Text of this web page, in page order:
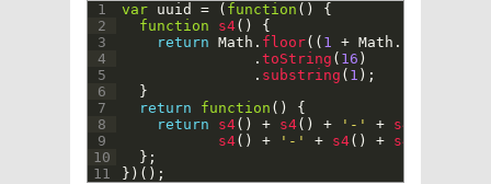
1
2
3
4
5
6
7
8
9
10
11
var uuid = ( function ( )
{
function
s4( )
{
return Math . floor( ( 1 + Math .
. toString ( 16 )
. substring ( 1 ) ;
}
return
function ( )
{
return
s4( ) + s4( ) + '-' + s4
s4( ) + '-' + s4( ) + s4
} ;
} ) ( ) ;